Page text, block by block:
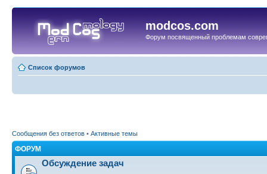
modcos.com
Форум посвященный проблемам
Список форумов
Сообщения без ответов • Активные темы
ФОРУМ
Обсуждение задач